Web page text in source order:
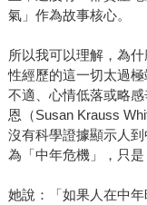
氣」作為故事核心。
所以我可以理解，為
性經歷的這一切太過
不適、心情低落或略
恩（Susan Krauss
沒有科學證據顯示人
為「中年危機」，只是
她說：「如果人在中